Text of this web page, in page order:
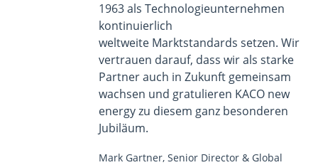
1963 als Technologieunternehmen
kontinuierlich
weltweite Marktstandards setzen. Wir
vertrauen darauf, dass wir als starke
Partner auch in Zukunft gemeinsam
wachsen und gratulieren KACO new
energy zu diesem ganz besonderen
Jubiläum.
Mark Gartner, Senior Director & Global